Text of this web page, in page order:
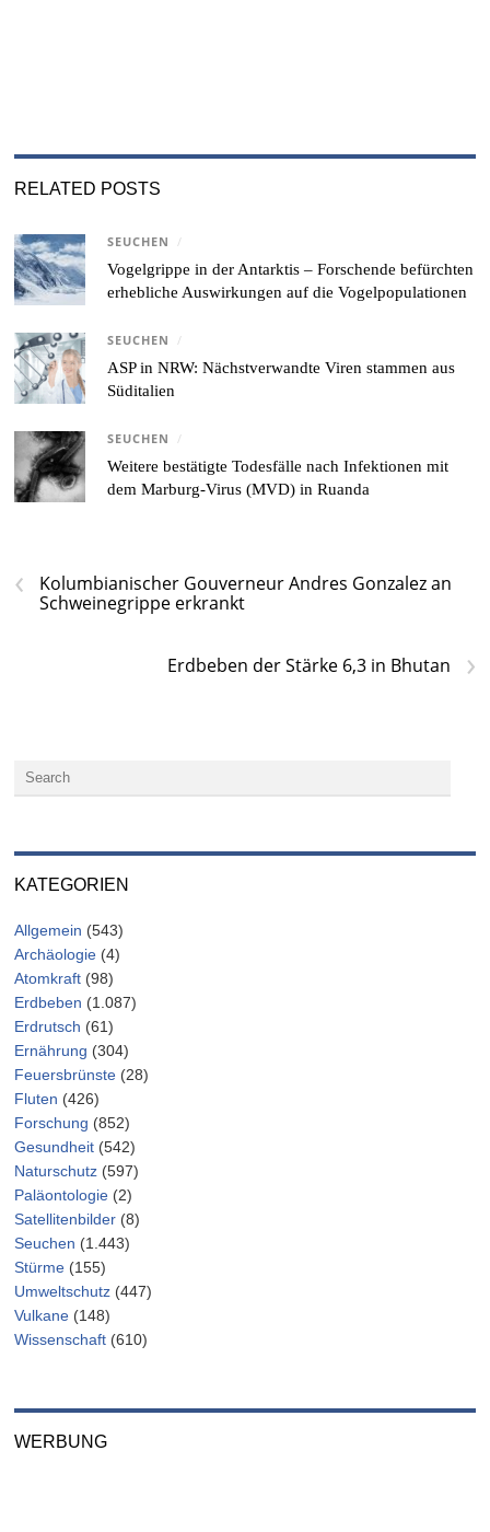
RELATED POSTS
SEUCHEN /
Vogelgrippe in der Antarktis – Forschende befürchten
erhebliche Auswirkungen auf die Vogelpopulationen
SEUCHEN /
ASP in NRW: Nächstverwandte Viren stammen aus
Süditalien
SEUCHEN /
Weitere bestätigte Todesfälle nach Infektionen mit
dem Marburg-Virus (MVD) in Ruanda
‹
Kolumbianischer Gouverneur Andres Gonzalez an
Schweinegrippe erkrankt
›
Erdbeben der Stärke 6,3 in Bhutan
KATEGORIEN
Allgemein (543)
Archäologie (4)
Atomkraft (98)
Erdbeben (1.087)
Erdrutsch (61)
Ernährung (304)
Feuersbrünste (28)
Fluten (426)
Forschung (852)
Gesundheit (542)
Naturschutz (597)
Paläontologie (2)
Satellitenbilder (8)
Seuchen (1.443)
Stürme (155)
Umweltschutz (447)
Vulkane (148)
Wissenschaft (610)
WERBUNG